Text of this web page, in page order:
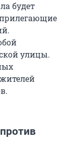
будет
улицы.